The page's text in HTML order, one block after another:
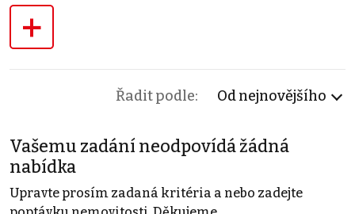
+
Řadit podle: Od nejnovějšího
Vašemu zadání neodpovídá žádná
nabídka
Upravte prosím zadaná kritéria a nebo zadejte